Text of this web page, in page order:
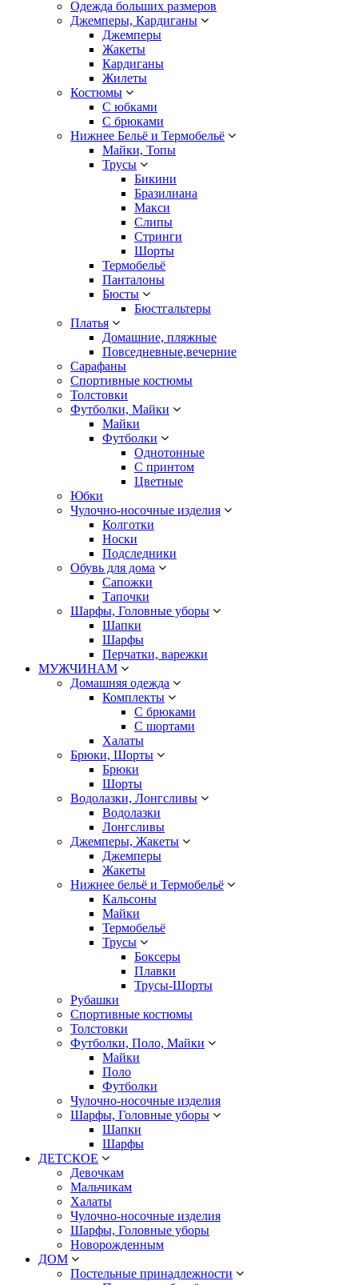
Одежда больших размеров
Джемперы, Кардиганы
Джемперы
Жакеты
Кардиганы
Жилеты
Костюмы
С юбками
С брюками
Нижнее Бельё и Термобельё
Майки, Топы
Трусы
Бикини
Бразилиана
Макси
Слипы
Стринги
Шорты
Термобельё
Панталоны
Бюсты
Бюстгальтеры
Платья
Домашние, пляжные
Повседневные,вечерние
Сарафаны
Спортивные костюмы
Толстовки
Футболки, Майки
Майки
Футболки
Однотонные
С принтом
Цветные
Юбки
Чулочно-носочные изделия
Колготки
Носки
Подследники
Обувь для дома
Сапожки
Тапочки
Шарфы, Головные уборы
Шапки
Шарфы
Перчатки, варежки
МУЖЧИНАМ
Домашняя одежда
Комплекты
С брюками
С шортами
Халаты
Брюки, Шорты
Брюки
Шорты
Водолазки, Лонгсливы
Водолазки
Лонгсливы
Джемперы, Жакеты
Джемперы
Жакеты
Нижнее бельё и Термобельё
Кальсоны
Майки
Термобельё
Трусы
Боксеры
Плавки
Трусы-Шорты
Рубашки
Спортивные костюмы
Толстовки
Футболки, Поло, Майки
Майки
Поло
Футболки
Чулочно-носочные изделия
Шарфы, Головные уборы
Шапки
Шарфы
ДЕТСКОЕ
Девочкам
Мальчикам
Халаты
Чулочно-носочные изделия
Шарфы, Головные уборы
Новорожденным
ДОМ
Постельные принадлежности